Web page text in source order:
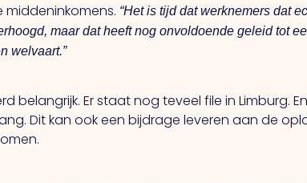
middeninkomens. “Het is tijd dat werknemers dat
maar dat heeft nog onvoldoende geleid tot
welvaart.”
Er staat nog teveel file in Limburg.
Dit kan ook een bijdrage leveren aan de